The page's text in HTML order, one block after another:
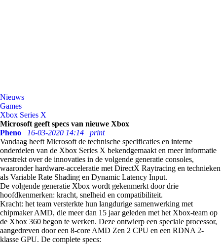
Nieuws
Games
Xbox Series X
Microsoft geeft specs van nieuwe Xbox
Pheno
16-03-2020 14:14
print
Vandaag heeft Microsoft de technische specificaties en interne
onderdelen van de Xbox Series X bekendgemaakt en meer informatie
verstrekt over de innovaties in de volgende generatie consoles,
waaronder hardware-acceleratie met DirectX Raytracing en technieken
als Variable Rate Shading en Dynamic Latency Input.
De volgende generatie Xbox wordt gekenmerkt door drie
hoofdkenmerken: kracht, snelheid en compatibiliteit.
Kracht: het team versterkte hun langdurige samenwerking met
chipmaker AMD, die meer dan 15 jaar geleden met het Xbox-team op
de Xbox 360 begon te werken. Deze ontwierp een speciale processor,
aangedreven door een 8-core AMD Zen 2 CPU en een RDNA 2-
klasse GPU. De complete specs: